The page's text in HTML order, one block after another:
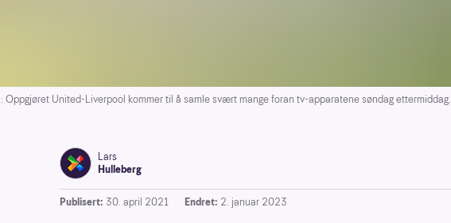
Oppgjøret United-Liverpool kommer til å samle svært mange foran tv-apparatene søndag ettermiddag.
Lars
Hulleberg
Publisert: 30. april 2021 Endret: 2. januar 2023